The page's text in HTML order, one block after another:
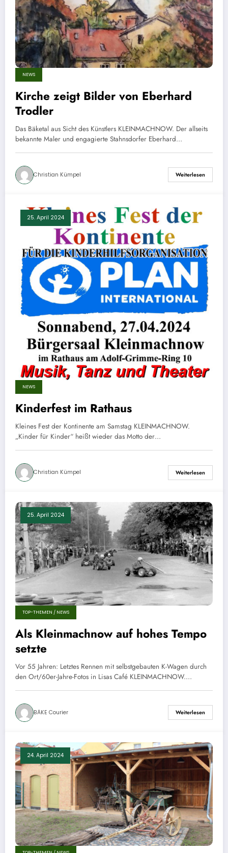
NEWS
Kirche zeigt Bilder von Eberhard
Trodler
Das Bäketal aus Sicht des Künstlers KLEINMACHNOW. Der allseits
bekannte Maler und engagierte Stahnsdorfer Eberhard…
Christian Kümpel Weiterlesen
25. April 2024
NEWS
Kinderfest im Rathaus
Kleines Fest der Kontinente am Samstag KLEINMACHNOW.
„Kinder für Kinder“ heißt wieder das Motto der…
Christian Kümpel Weiterlesen
25. April 2024
TOP-THEMEN / NEWS
Als Kleinmachnow auf hohes Tempo
setzte
Vor 55 Jahren: Letztes Rennen mit selbstgebauten K-Wagen durch
den Ort/60er-Jahre-Fotos in Lisas Café KLEINMACHNOW.…
BÄKE Courier Weiterlesen
24. April 2024